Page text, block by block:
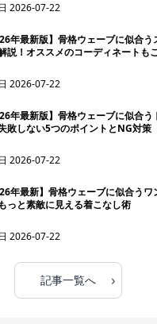
2026-07-22
年最新版】骨格ウェーブに似合
説！オススメのコーディネートも
2026-07-22
年最新版】骨格ウェーブに似合
敗しない5つのポイントとNG対策
2026-07-22
年最新】骨格ウェーブに似合う
っと素敵に見える着こなし術
2026-07-22
記事一覧へ ›